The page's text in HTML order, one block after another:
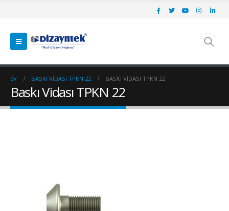
EV BASKI VIDASI TPKN 22 BASKI VIDASI TPKN 22
Baskı Vidası TPKN 22